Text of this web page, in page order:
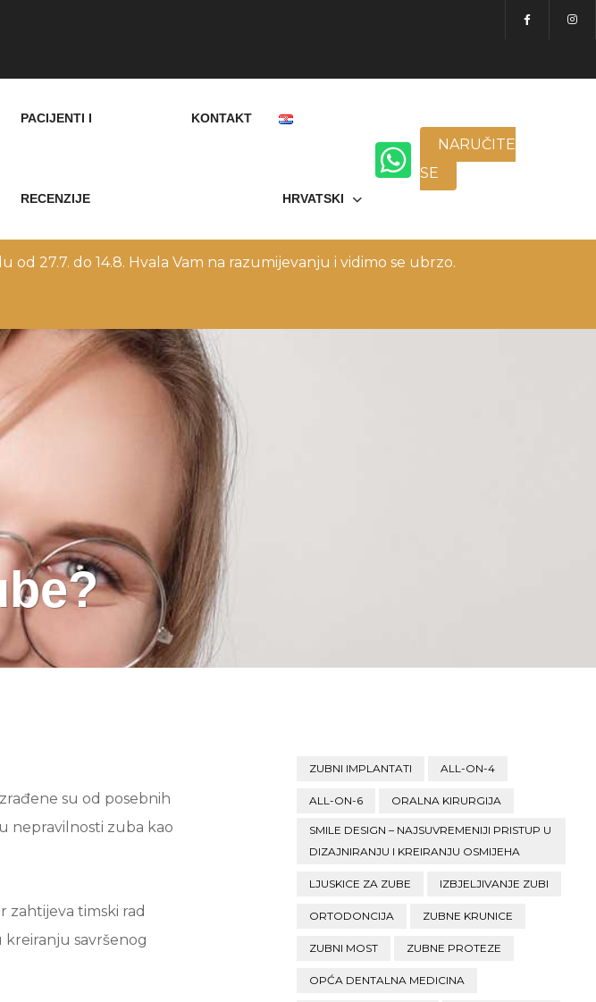
PACIJENTI I
RECENZIJE
KONTAKT
HRVATSKI
NARUČITE
SE
27.7. do 14.8. Hvala Vam na razumijevanju i vidimo se ubrzo.
su od posebnih
nepravilnosti zuba kao
zahtijeva timski rad
savršenog
ZUBNI IMPLANTATI ALL-ON-4
ALL-ON-6 ORALNA KIRURGIJA
SMILE DESIGN – NAJSUVREMENIJI PRISTUP U
DIZAJNIRANJU I KREIRANJU OSMIJEHA
LJUSKICE ZA ZUBE IZBJELJIVANJE ZUBI
ORTODONCIJA ZUBNE KRUNICE
ZUBNI MOST ZUBNE PROTEZE
OPĆA DENTALNA MEDICINA